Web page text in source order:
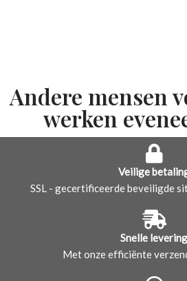
Andere mensen
werken
Veilige
SSL - gecertificeerde beveiligde
Snelle levering
Met onze efficiënte